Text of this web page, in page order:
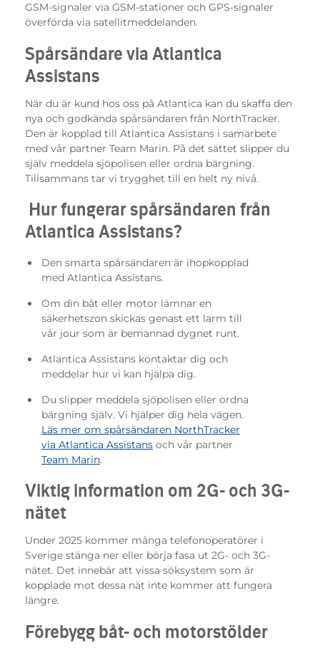
GSM-signaler via GSM-stationer och GPS-signaler
överförda via satellitmeddelanden.
Spårsändare via Atlantica
Assistans
När du är kund hos oss på Atlantica kan du skaffa den
nya och godkända spårsändaren från NorthTracker.
Den är kopplad till Atlantica Assistans i samarbete
med vår partner Team Marin. På det sättet slipper du
själv meddela sjöpolisen eller ordna bärgning.
Tillsammans tar vi trygghet till en helt ny nivå.
Hur fungerar spårsändaren från
Atlantica Assistans?
Den smarta spårsändaren är ihopkopplad
med Atlantica Assistans.
Om din båt eller motor lämnar en
säkerhetszon skickas genast ett larm till
vår jour som är bemannad dygnet runt.
Atlantica Assistans kontaktar dig och
meddelar hur vi kan hjälpa dig.
Du slipper meddela sjöpolisen eller ordna
bärgning själv. Vi hjälper dig hela vägen.
Läs mer om spårsändaren NorthTracker
via Atlantica Assistans och vår partner
Team Marin.
Viktig information om 2G- och 3G-
nätet
Under 2025 kommer många telefonoperatörer i
Sverige stänga ner eller börja fasa ut 2G- och 3G-
nätet. Det innebär att vissa söksystem som är
kopplade mot dessa nät inte kommer att fungera
längre.
Förebygg båt- och motorstölder